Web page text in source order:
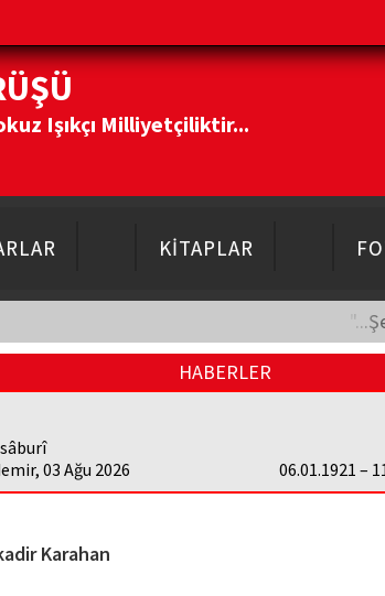
Işıkçı Milliyetçiliktir...
KİTAPLAR
HABERLER
03 Ağu 2026
06.01.1921 –
Karahan